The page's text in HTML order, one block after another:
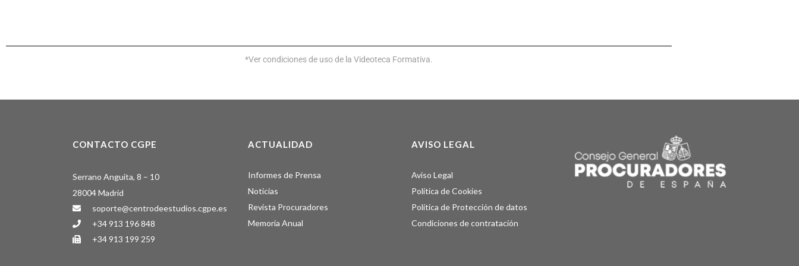
*Ver condiciones de uso de la Videoteca Formativa.
CONTACTO CGPE
Serrano Anguita, 8 – 10
28004 Madrid
soporte@centrodeestudios.cgpe.es
+34 913 196 848
+34 913 199 259
ACTUALIDAD
Informes de Prensa
Noticias
Revista Procuradores
Memoria Anual
AVISO LEGAL
Aviso Legal
Política de Cookies
Política de Protección de datos
Condiciones de contratación